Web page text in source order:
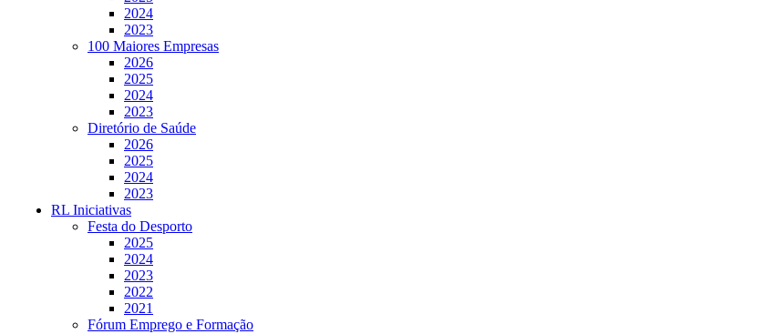
2024
2023
100 Maiores Empresas
2026
2025
2024
2023
Diretório de Saúde
2026
2025
2024
2023
RL Iniciativas
Festa do Desporto
2025
2024
2023
2022
2021
Fórum Emprego e Formação